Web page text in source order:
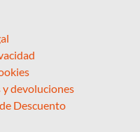
devoluciones
Descuento